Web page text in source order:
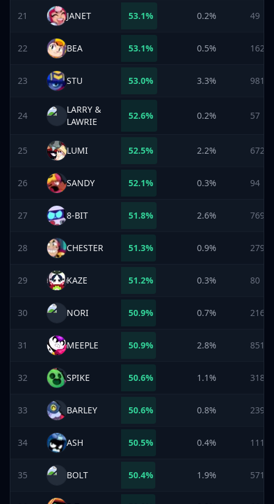
21 JANET 53.1% 0.2% 49
22 BEA 53.1% 0.5% 162
23 STU 53.0% 3.3% 981
24
LARRY &
LAWRIE
52.6% 0.2% 57
25 LUMI 52.5% 2.2% 672
26 SANDY 52.1% 0.3% 94
27 8-BIT 51.8% 2.6% 769
28 CHESTER 51.3% 0.9% 279
29 KAZE 51.2% 0.3% 80
30 NORI 50.9% 0.7% 216
31 MEEPLE 50.9% 2.8% 851
32 SPIKE 50.6% 1.1% 318
33 BARLEY 50.6% 0.8% 239
34 ASH 50.5% 0.4% 111
35 BOLT 50.4% 1.9% 571